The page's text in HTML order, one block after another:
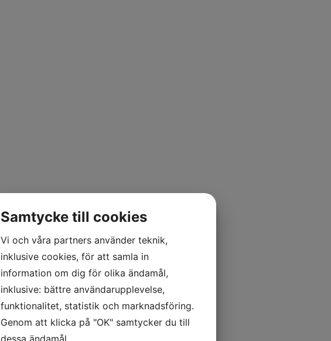
Samtycke till cookies
Vi och våra partners använder teknik,
inklusive cookies, för att samla in
information om dig för olika ändamål,
inklusive: bättre användarupplevelse,
funktionalitet, statistik och marknadsföring.
Genom att klicka på "OK" samtycker du till
dessa ändamål.